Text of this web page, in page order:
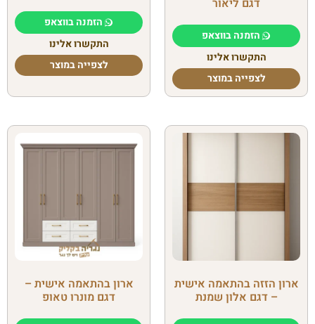
הזמנה בווצאפ
התקשרו אלינו
לצפייה במוצר
הזמנה בווצאפ
התקשרו אלינו
לצפייה במוצר
ארון הזזה בהתאמה אישית
– דגם אלון שמנת
ארון בהתאמה אישית –
דגם מונרו טאופ